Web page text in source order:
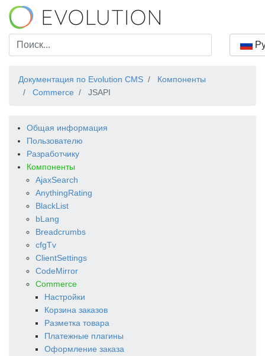
Документация по Evolution CMS
Компоненты
Commerce
JSAPI
Общая информация
Пользователю
Разработчику
Компоненты
AjaxSearch
AnythingRating
BlackList
bLang
Breadcrumbs
cfgTv
ClientSettings
CodeMirror
Commerce
Настройки
Корзина заказов
Разметка товара
Платежные плагины
Оформление заказа